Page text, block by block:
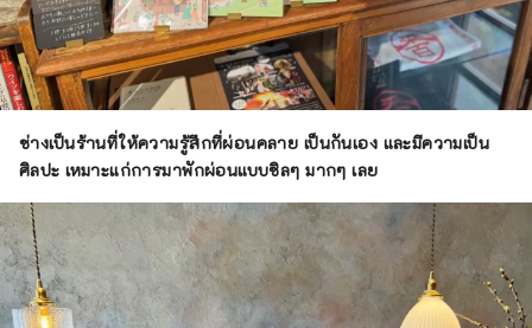
ช่างเป็นร้านที่ให้ความรู้สึกที่ผ่อนคลาย เป็นกันเอง และมีความเป็น
ศิลปะ เหมาะแก่การมาพักผ่อนแบบชิลๆ มากๆ เลย